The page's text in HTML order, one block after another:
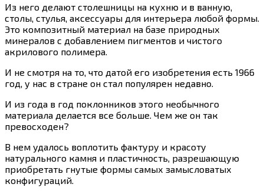
Из него делают столешницы на кухню и в ванную,
столы, стулья, аксессуары для интерьера любой формы.
Это композитный материал на базе природных
минералов с добавлением пигментов и чистого
акрилового полимера.
И не смотря на то, что датой его изобретения есть 1966
год, у нас в стране он стал популярен недавно.
И из года в год поклонников этого необычного
материала делается все больше. Чем же он так
превосходен?
В нем удалось воплотить фактуру и красоту
натурального камня и пластичность, разрешающую
приобретать гнутые формы самых замысловатых
конфигураций.